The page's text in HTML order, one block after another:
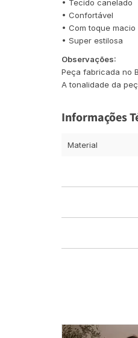
• Tecido canelado
• Confortável
• Com toque macio
• Super estilosa
Observações:
Peça fabricada no
A tonalidade da
Informações
Material